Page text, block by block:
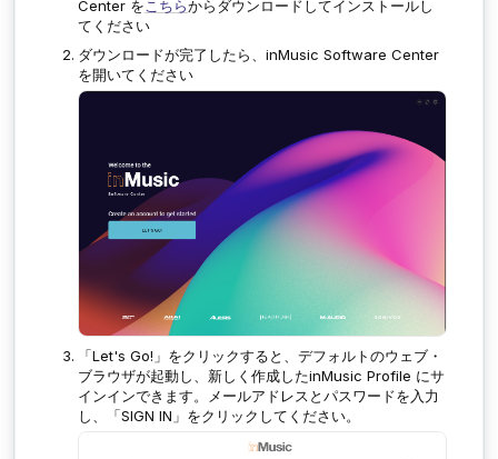
Center をこちらからダウンロードしてインストールし
てください
ダウンロードが完了したら、inMusic Software Center
を開いてください
「Let's Go!」をクリックすると、デフォルトのウェブ・
ブラウザが起動し、新しく作成したinMusic Profile にサ
インインできます。メールアドレスとパスワードを入力
し、「SIGN IN」をクリックしてください。